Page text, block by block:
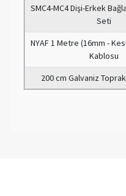
SMC4-MC4 Dişi-Erkek
Seti
NYAF 1 Metre (16mm -
Kablosu
200 cm Galvaniz